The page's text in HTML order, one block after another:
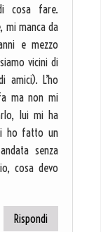
cosa fare.
mi manca da
e mezzo
vicini di
amici). L’ho
ma non mi
lui mi ha
ho fatto un
senza
cosa devo
Rispondi